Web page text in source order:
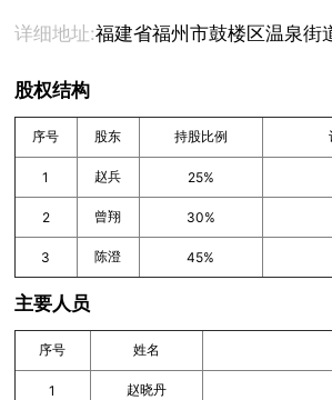
详细地址:福建省福州市鼓楼区温泉
股权结构
序号 股东 持股比例
1 赵兵 25%
2 曾翔 30%
3 陈澄 45%
主要人员
序号 姓名
1 赵晓丹